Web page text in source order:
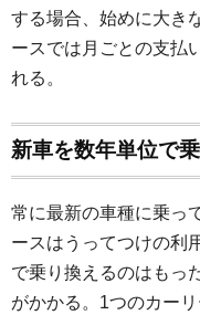
する場合、始めに大き
ースでは月ごとの支払
れる。
新車を数年単位で
常に最新の車種に乗っ
ースはうってつけの利
で乗り換えるのはもっ
がかかる。1つのカー